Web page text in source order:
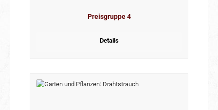
Preisgruppe 4
Details